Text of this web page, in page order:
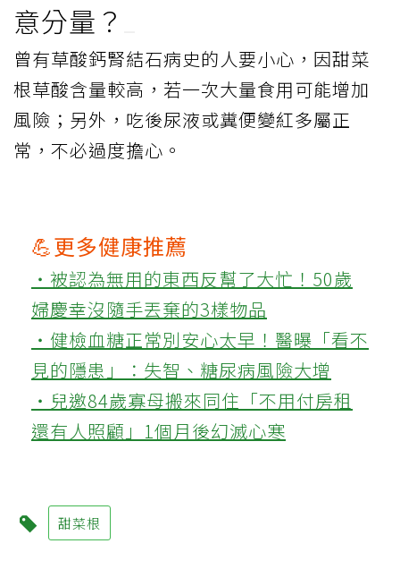
意分量？
曾有草酸鈣腎結石病史的人要小心，因甜菜
根草酸含量較高，若一次大量食用可能增加
風險；另外，吃後尿液或糞便變紅多屬正
常，不必過度擔心。
💪更多健康推薦
‧被認為無用的東西反幫了大忙！50歲
婦慶幸沒隨手丟棄的3樣物品
‧健檢血糖正常別安心太早！醫曝「看不
見的隱患」：失智、糖尿病風險大增
‧兒邀84歲寡母搬來同住「不用付房租
還有人照顧」1個月後幻滅心寒
甜菜根